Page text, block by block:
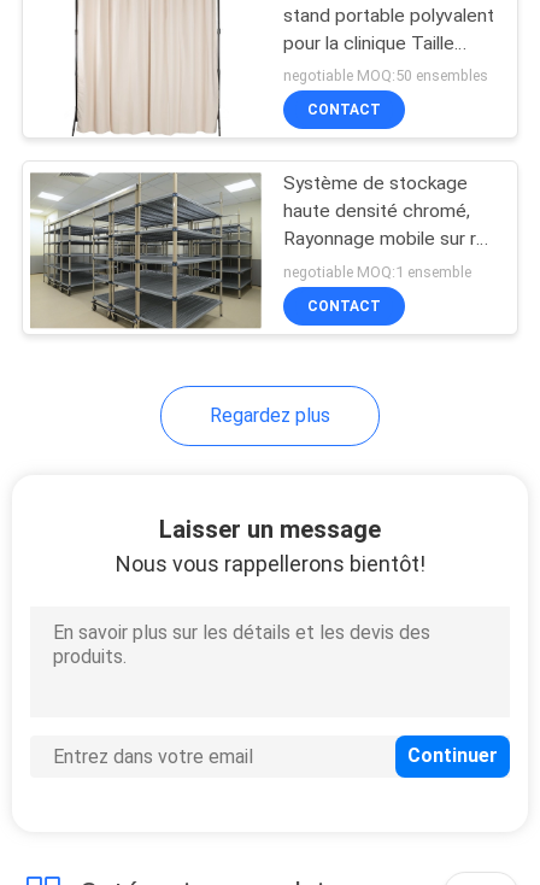
Contenant en fil de
fer pliable
Étagères inclinées
grande envergure
stand portable polyvalent
pour la clinique Taille
1800X1800mm
negotiable MOQ:50 ensembles
CONTACT
Système de stockage
haute densité chromé,
Rayonnage mobile sur rail
supérieur pour les soins
de santé
negotiable MOQ:1 ensemble
CONTACT
Regardez plus
Laisser un message
Nous vous rappellerons bientôt!